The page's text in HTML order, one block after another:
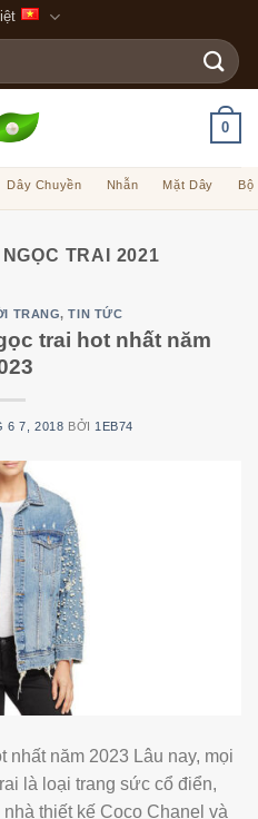
0
Dây Chuyền Nhẫn Mặt Dây Bộ
NGỌC TRAI 2021
TRANG,TIN TỨC
trai hot nhất năm
6 7, 2018 BỞI 1EB74
nhất năm 2023 Lâu nay, mọi
là loại trang sức cổ điển,
thiết kế Coco Chanel và